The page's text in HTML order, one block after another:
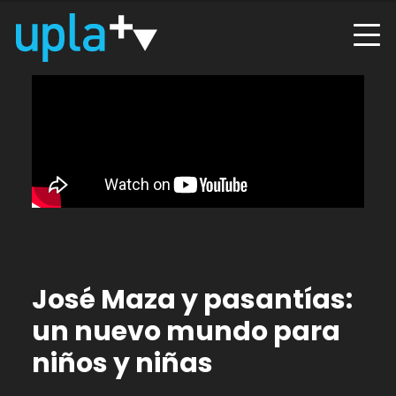
José Maza y pasantías:
un nuevo mundo para
niños y niñas